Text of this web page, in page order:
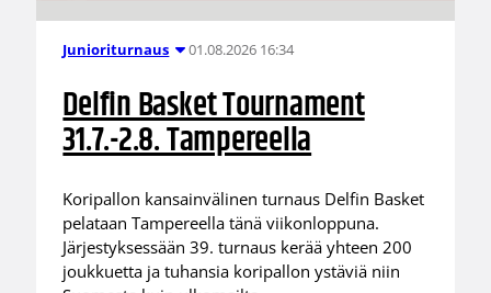
Junioriturnaus 01.08.2026 16:34
Delfin Basket Tournament
31.7.-2.8. Tampereella
Koripallon kansainvälinen turnaus Delfin Basket
pelataan Tampereella tänä viikonloppuna.
Järjestyksessään 39. turnaus kerää yhteen 200
joukkuetta ja tuhansia koripallon ystäviä niin